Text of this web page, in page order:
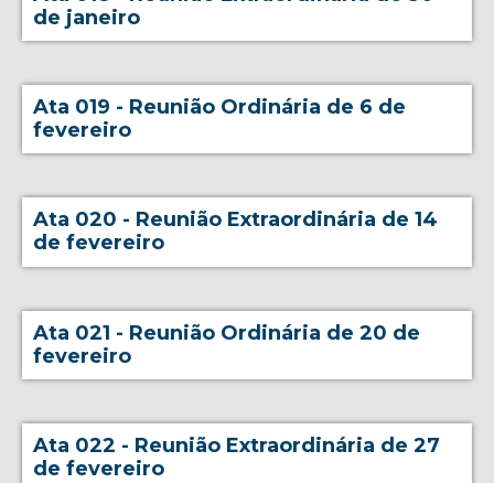
de janeiro
Ata 019 - Reunião Ordinária de 6 de
fevereiro
Ata 020 - Reunião Extraordinária de 14
de fevereiro
Ata 021 - Reunião Ordinária de 20 de
fevereiro
Ata 022 - Reunião Extraordinária de 27
de fevereiro